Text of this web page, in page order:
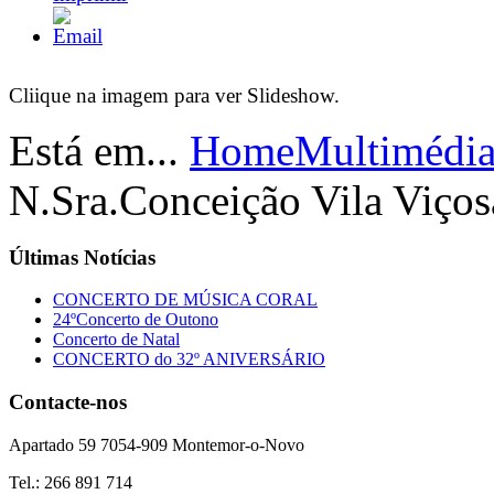
Cliique na imagem para ver Slideshow.
Está em... Home
N.Sra.Conceição Vila
Últimas Notícias
CONCERTO DE MÚSICA CORAL
24ºConcerto de Outono
Concerto de Natal
CONCERTO do 32º ANIVERSÁRIO
Contacte-nos
Apartado 59 7054-909 Montemor-o-Novo
Tel.: 266 891 714